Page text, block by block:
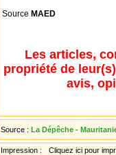
Source MAED
Les articles,
propriété de
avis,
Source : La Dépêche -
Impression : Cliquez ici pour